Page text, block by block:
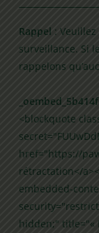
Rappel :
surveillance. Si
rappelons
<blockquote
href="https://
rétractation</
embedded-
hidden;" title="«